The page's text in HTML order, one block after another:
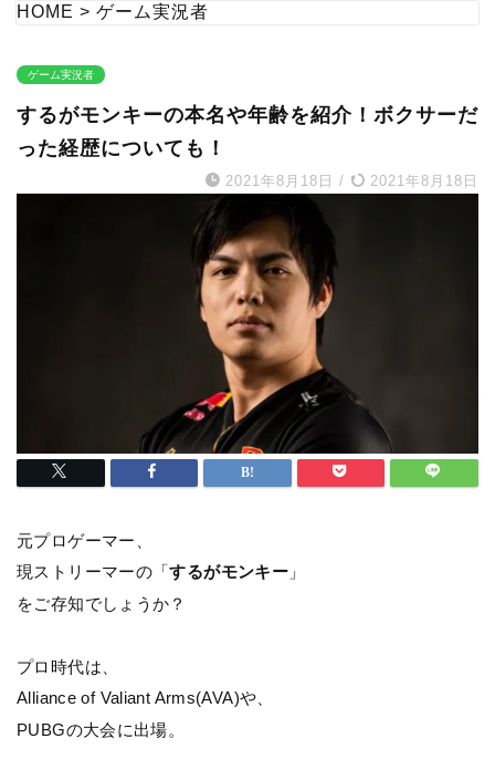
HOME > ゲーム実況者
ゲーム実況者
するがモンキーの本名や年齢を紹介！ボクサーだ
った経歴についても！
2021年8月18日 / 2021年8月18日
元プロゲーマー、
現ストリーマーの「するがモンキー 」
をご存知でしょうか？
プロ時代は、
Alliance of Valiant Arms(AVA)や、
PUBGの大会に出場。